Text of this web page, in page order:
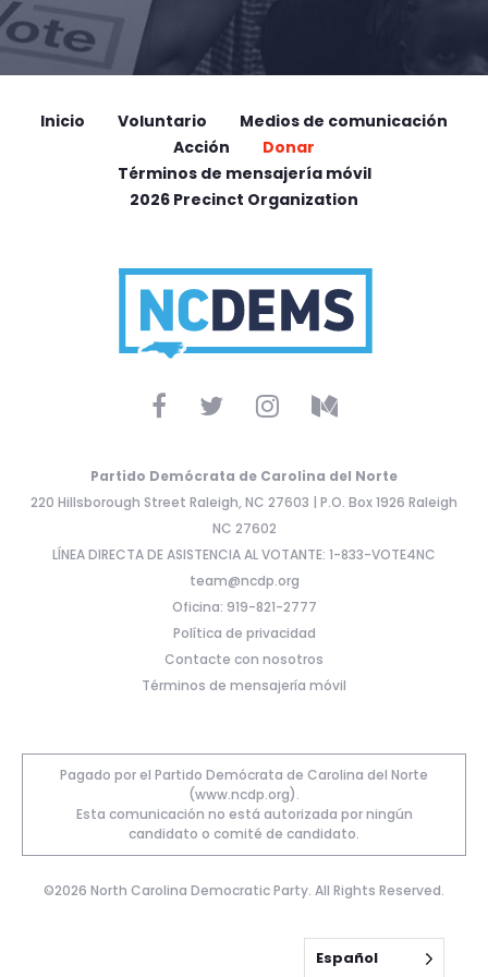
Inicio Voluntario
Medios de comunicación
Acción
Donar
Términos de mensajería móvil
2026 Precinct Organization
Partido Demócrata de Carolina del Norte
220 Hillsborough Street Raleigh, NC 27603 | P.O. Box 1926 Raleigh
NC 27602
LÍNEA DIRECTA DE ASISTENCIA AL VOTANTE: 1-833-VOTE4NC
team@ncdp.org
Oficina: 919-821-2777
Política de privacidad
Contacte con nosotros
Términos de mensajería móvil
Pagado por el Partido Demócrata de Carolina del Norte
(www.ncdp.org).
Esta comunicación no está autorizada por ningún
candidato o comité de candidato.
©2026 North Carolina Democratic Party. All Rights Reserved.
Español